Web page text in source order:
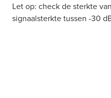
Let op: check de sterkte
signaalsterkte tussen -30